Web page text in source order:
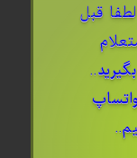
قبل
..